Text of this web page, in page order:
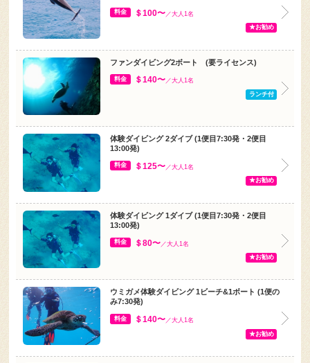
料金 ＄100〜 ／大人1名
★お勧め
ファンダイビング2ボート (要ライセンス)
料金 ＄140〜／大人1名
ランチ付
体験ダイビング 2ダイブ (1便目7:30発・2便目
13:00発)
料金 ＄125〜 ／大人1名
★お勧め
体験ダイビング 1ダイブ (1便目7:30発・2便目
13:00発)
料金 ＄80〜 ／大人1名
★お勧め
ウミガメ体験ダイビング 1ビーチ&1ボート (1便の
み7:30発)
料金 ＄140〜／大人1名
★お勧め